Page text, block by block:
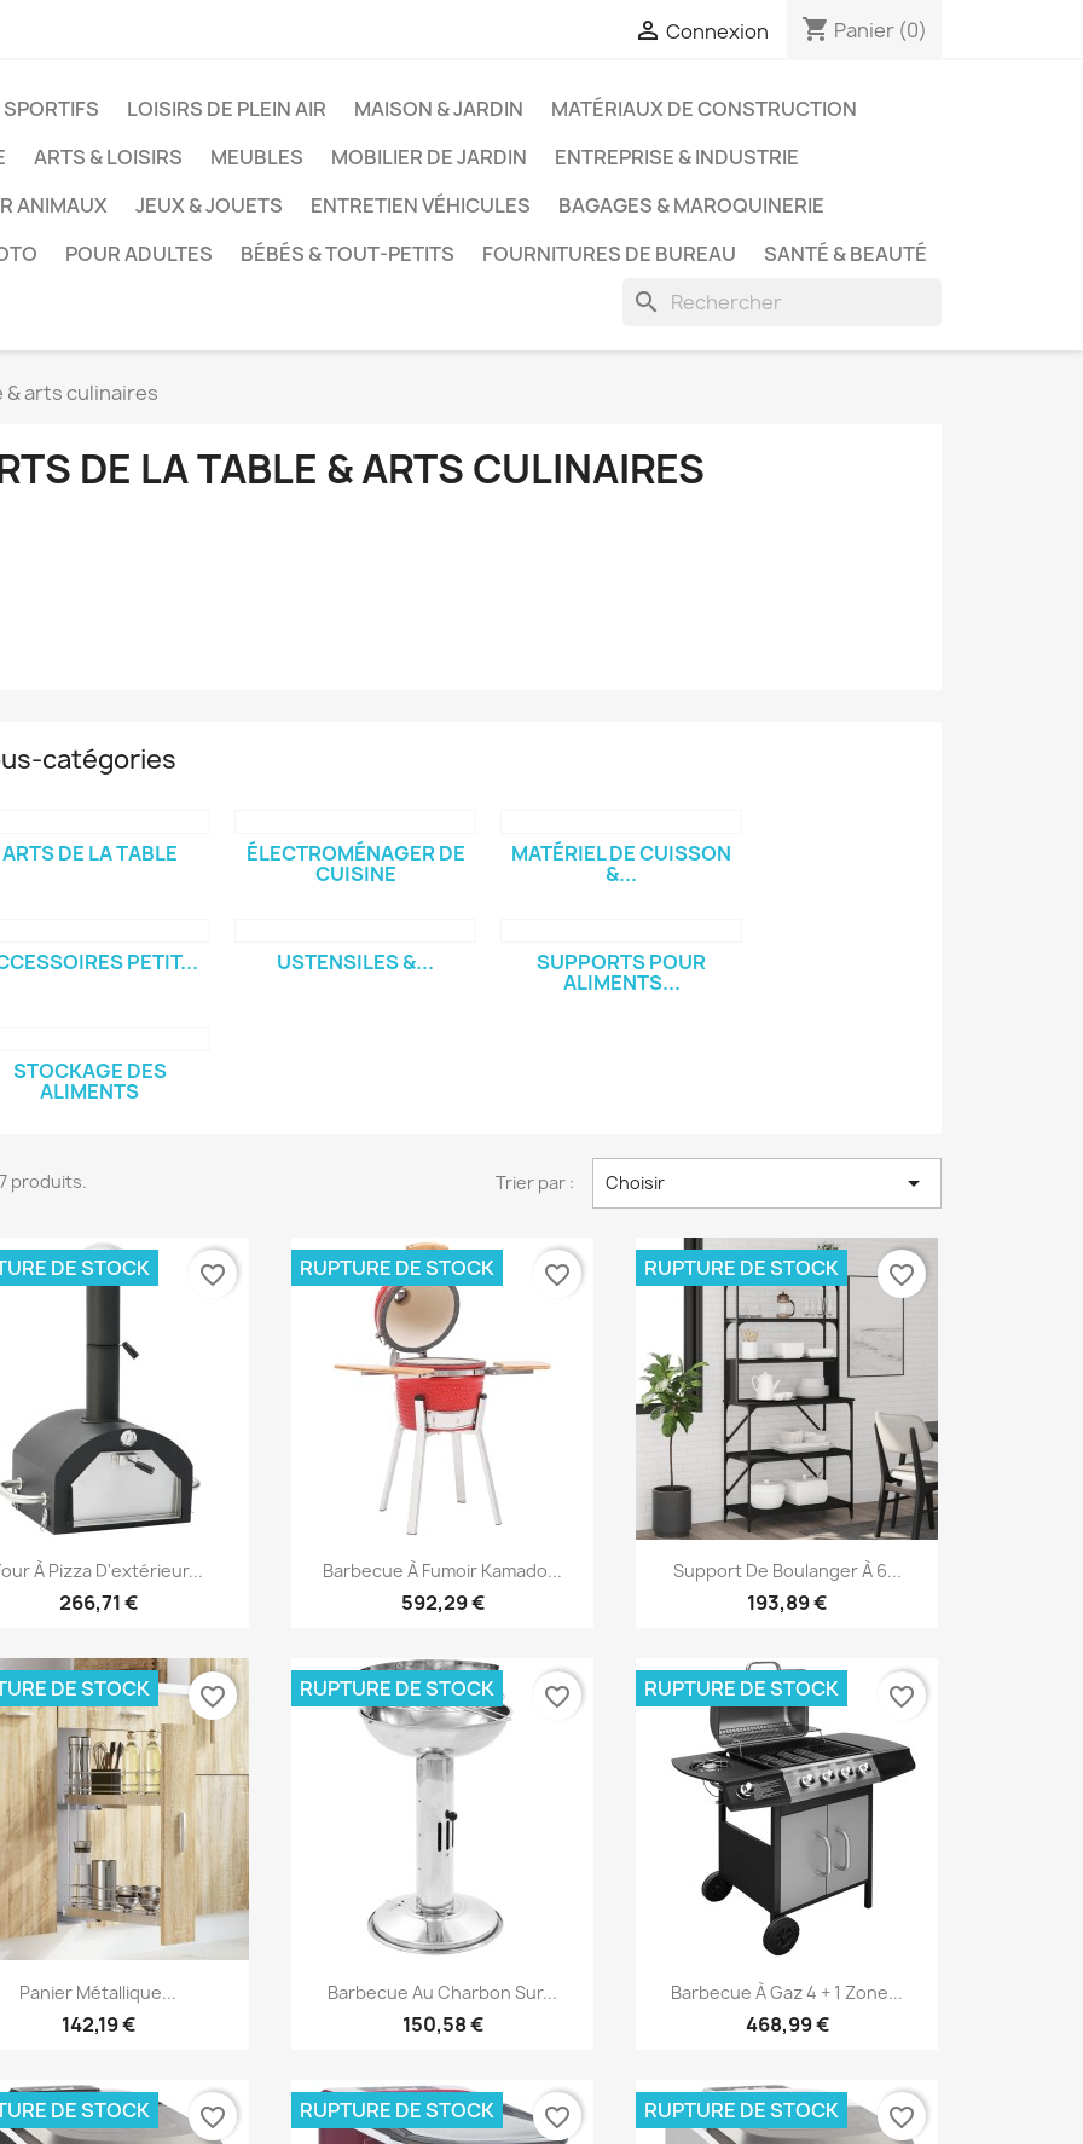
 Connexion shopping_cart Panier (0)
LOISIRS DE PLEIN AIR MAISON & JARDIN
MATÉRIAUX DE CONSTRUCTION
ARTS & LOISIRS MEUBLES MOBILIER DE JARDIN
ENTREPRISE & INDUSTRIE
ANIMAUX
JEUX & JOUETS ENTRETIEN VÉHICULES
BAGAGES & MAROQUINERIE
POUR ADULTES BÉBÉS & TOUT-PETITS FOURNITURES DE BUREAU SANTÉ & BEAUTÉ
search
& arts culinaires
DE LA TABLE & ARTS CULINAIRES
catégories
ARTS DE LA TABLE ÉLECTROMÉNAGER DE
CUISINE
MATÉRIEL DE CUISSON
&...
PETIT... USTENSILES &... SUPPORTS POUR
ALIMENTS...
STOCKAGE DES
ALIMENTS
produits. Trier par : Choisir 
 Aperçu rapide
À Pizza D'extérieur...
266,71 €
DE STOCK favorite_border
Aperçu rapide
Barbecue À Fumoir Kamado...
592,29 €
RUPTURE DE STOCK favorite_border
Aperçu rapide
Support De Boulanger À 6...
193,89 €
RUPTURE DE STOCK favorite_border
Aperçu rapide
Panier Métallique...
142,19 €
DE STOCK favorite_border
Aperçu rapide
Barbecue Au Charbon Sur...
150,58 €
RUPTURE DE STOCK favorite_border
Aperçu rapide
Barbecue À Gaz 4 + 1 Zone...
468,99 €
RUPTURE DE STOCK favorite_border
DE STOCK favorite_border RUPTURE DE STOCK favorite_border RUPTURE DE STOCK favorite_border